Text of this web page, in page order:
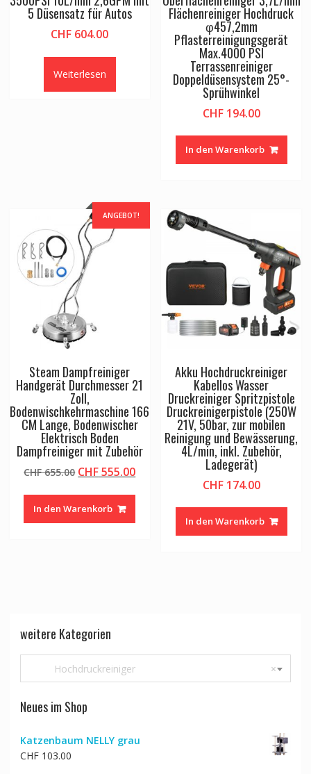
5 Düsensatz für Autos
CHF 604.00
Weiterlesen
Flächenreiniger Hochdruck
φ457,2mm
Pflasterreinigungsgerät
Max.4000 PSI
Terrassenreiniger
Doppeldüsensystem 25°-
Sprühwinkel
CHF194.00
In den Warenkorb
ANGEBOT!
Steam Dampfreiniger
Handgerät Durchmesser 21
Zoll,
Bodenwischkehrmaschine 166
CM Lange, Bodenwischer
Elektrisch Boden
Dampfreiniger mit Zubehör
CHF655.00 Ursprünglicher
war:
CHF 655.00
CHF555.00Aktueller
CHF 555.00.
In den Warenkorb
Akku Hochdruckreiniger
Kabellos Wasser
Druckreiniger Spritzpistole
Druckreinigerpistole (250W
21V, 50bar, zur mobilen
Reinigung und Bewässerung,
4L/min, inkl. Zubehör,
Ladegerät)
CHF174.00
In den Warenkorb
weitere Kategorien
×
Hochdruckreiniger
Neues im Shop
Katzenbaum NELLY grau
CHF103.00